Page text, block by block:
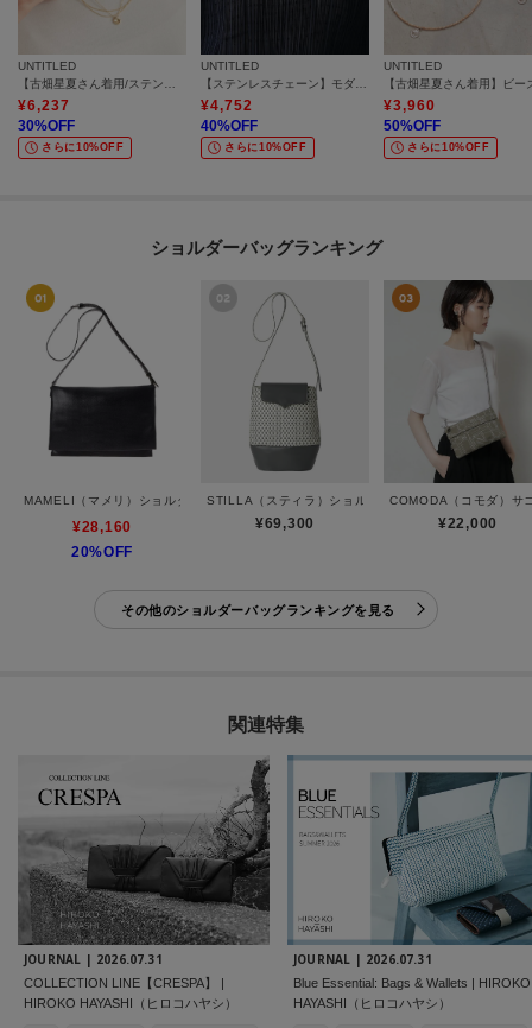
UNTITLED
【古畑星夏さん着用/ステンレス】レイヤードチェーンネックレス
¥6,237
30%OFF
さらに10%OFF
UNTITLED
【ステンレスチェーン】モダンビーンズトップ
¥4,752
40%OFF
さらに10%OFF
UNTITLED
¥3,960
50%OFF
さらに10%OFF
ショルダーバッグランキング
MAMELI（マメリ）ショルダーバッグ
¥28,160
20%OFF
STILLA（スティラ）ショルダーバッグ
¥69,300
COMODA（コモダ）サ
¥22,000
その他のショルダーバッグランキングを見る
関連特集
JOURNAL | 2026.07.31
COLLECTION LINE【CRESPA】 |
HIROKO HAYASHI（ヒロコハヤシ）
JOURNAL | 2026.07.31
Blue Essential: Bags & Wallets | HIROKO
HAYASHI（ヒロコハヤシ）